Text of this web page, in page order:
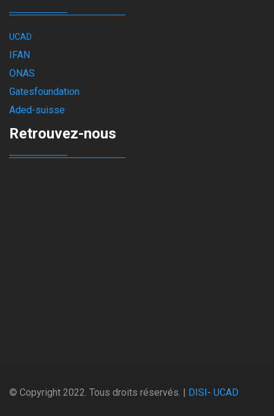
UCAD
IFAN
ONAS
Gatesfoundation
Aded-suisse
Retrouvez-nous
© Copyright 2022. Tous droits réservés. | DISI- UCAD